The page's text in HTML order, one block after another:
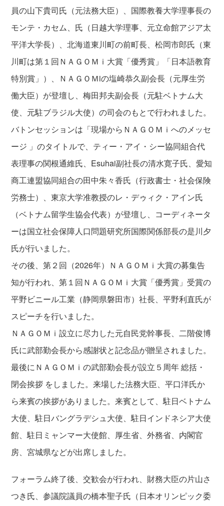
員の山下貴司氏（元法務大臣）、国際教養大学理事長の
モンテ・カセム、氏（日越大学理事、元立命館アジア太
平洋大学長）、北海道東川町の前町長、松岡市郎氏（東
川町は第１回ＮＡＧＯＭｉ大賞「優秀賞」「日本語教育
特別賞」）、ＮＡＧＯＭiの塩崎恭久副会長（元厚生労
働大臣）が登壇し、梅田邦夫副会長（元駐ベトナム大
使、元駐ブラジル大使）の司会のもとで行われました。
バトンセッションは「現場からＮＡＧＯＭｉへのメッセ
ージ 」のタイトルで、ティー・アイ・シー協同組合代
表理事の関根通維氏、Esuhai副社長の清水寛子氏、愛知
商工連盟協同組合の田中朱々香氏（行政書士・社会保険
労務士）、東京大学准教授のレ・デゥィク・アイン氏
（ベトナム留学生協会代表）が登壇し、コーディネータ
ーは国立社会保障人口問題研究所国際関係部長の是川夕
氏が行いました。
その後、第２回（2026年）ＮＡＧＯＭｉ大賞の募集告
知が行われ、第１回ＮＡＧＯＭｉ大賞「優秀賞」受賞の
平野ビニール工業（静岡県磐田市）社長、平野利直氏が
スピーチを行いました。
ＮＡＧＯＭｉ設立に尽力した元自民党幹事長、二階俊博
氏に武部勤会長から感謝状と記念品が贈呈されました。
最後にＮＡＧＯＭｉの武部勤会長が設立５周年 総括・
閉会挨拶 をしました。来場した法務大臣、平口洋氏か
ら来賓の挨拶がありました。来賓として、駐日ベトナム
大使、駐日バングラデシュ大使、駐日インドネシア大使
館、駐日ミャンマー大使館、厚生省、外務省、内閣官
房、宮城県などが出席しました。
フォーラム終了後、交歓会が行われ、財務大臣の片山さ
つき氏、参議院議員の橋本聖子氏（日本オリンピック委